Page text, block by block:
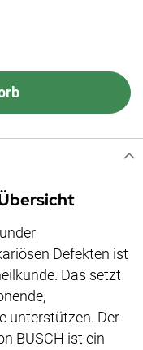
Defekten ist
Das setzt
unterstützen. Der
BUSCH ist ein